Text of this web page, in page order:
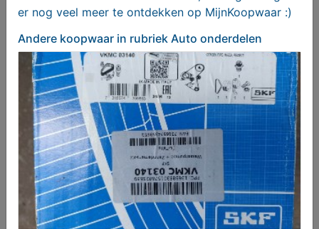
€ 149,00
er nog veel meer te ontdekken op MijnKoopwaar :)
Andere koopwaar in rubriek Auto onderdelen